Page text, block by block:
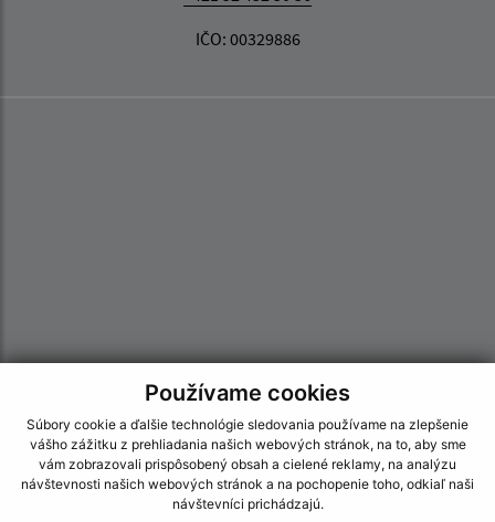
Používame cookies
Súbory cookie a ďalšie technológie sledovania používame na zlepšenie
vášho zážitku z prehliadania našich webových stránok, na to, aby sme
vám zobrazovali prispôsobený obsah a cielené reklamy, na analýzu
návštevnosti našich webových stránok a na pochopenie toho, odkiaľ naši
návštevníci prichádzajú.
IČO: 00329886
Informácie o stránke:
Vyhlásenie o prístupnosti